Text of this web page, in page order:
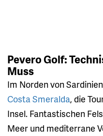
Pevero Golf:
Muss
Im Norden von
Costa Smeralda, die
Insel. Fantastischen
Meer und mediterrane